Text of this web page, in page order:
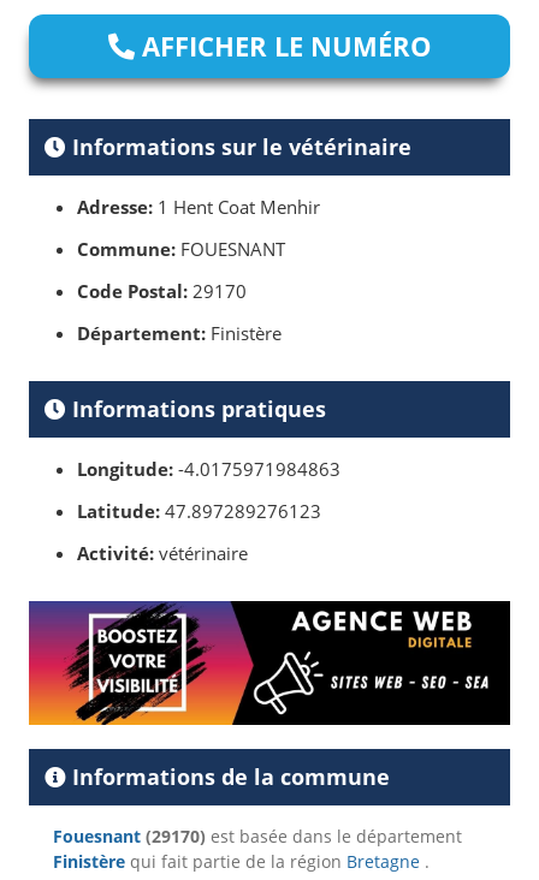
AFFICHER LE NUMÉRO
Informations sur le vétérinaire
Adresse: 1 Hent Coat Menhir
Commune: FOUESNANT
Code Postal: 29170
Département: Finistère
Informations pratiques
Longitude: -4.0175971984863
Latitude: 47.897289276123
Activité: vétérinaire
Informations de la commune
Fouesnant (29170) est basée dans le département
Finistère qui fait partie de la région Bretagne .